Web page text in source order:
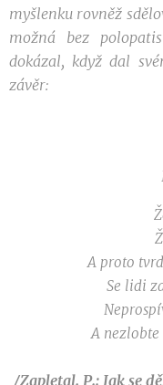
myšlenku rovněž
možná bez
dokázal, kdyždal
závěr:
A proto
Se lidi
A
/Zapletal. P.: Jak se